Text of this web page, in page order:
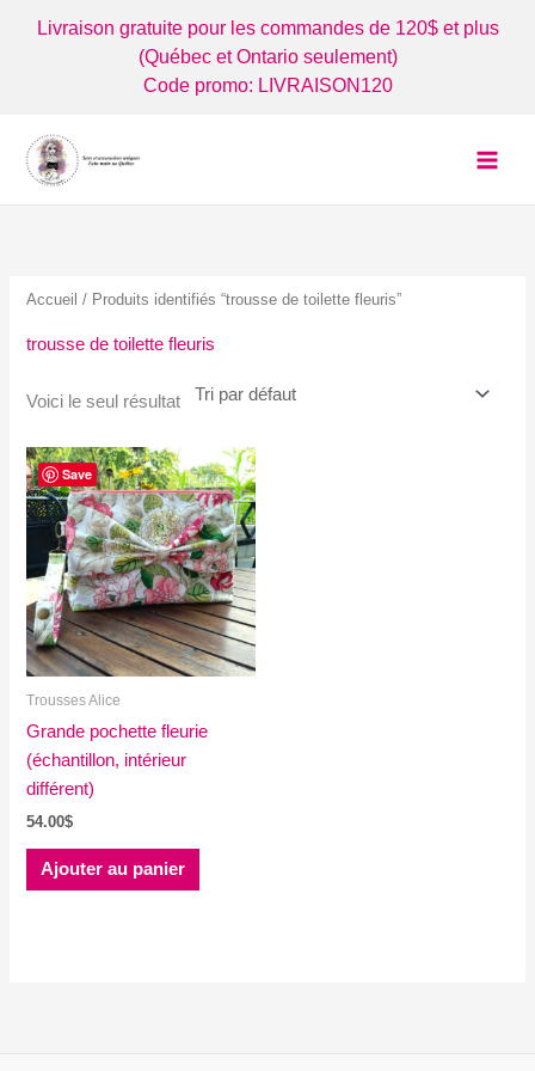
Livraison gratuite pour les commandes de 120$ et plus
(Québec et Ontario seulement)
Code promo: LIVRAISON120
Accueil / Produits identifiés “trousse de toilette fleuris”
trousse de toilette fleuris
Voici le seul résultat
Save
Trousses Alice
Grande pochette fleurie
(échantillon, intérieur
différent)
54.00$
Ajouter au panier